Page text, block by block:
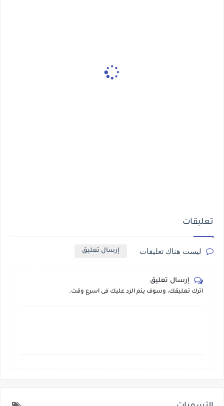
تعليقات
ليست هناك تعليقات إرسال تعليق
إرسال تعليق
اترك تعليقك، وسوف يتم الرد عليك فى أسرع وقت.